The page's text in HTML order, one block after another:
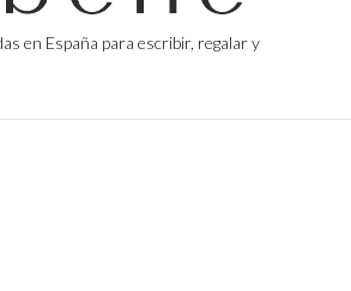
en España para escribir, regalar y